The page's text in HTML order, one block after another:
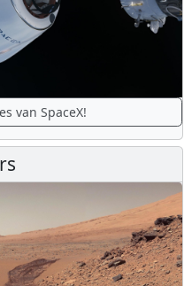
van SpaceX!